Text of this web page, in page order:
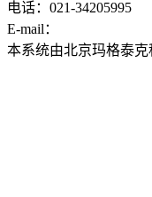
电话：021-34205995
E-mail：
本系统由北京玛格泰